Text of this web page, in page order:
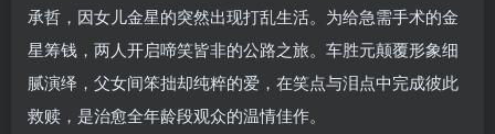
承哲，因女儿金星的突然出现打乱生活。为给急需手术的金
星筹钱，两人开启啼笑皆非的公路之旅。车胜元颠覆形象细
腻演绎，父女间笨拙却纯粹的爱，在笑点与泪点中完成彼此
救赎，是治愈全年龄段观众的温情佳作。